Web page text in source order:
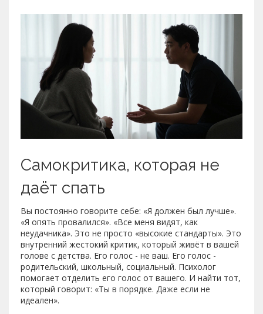
Самокритика, которая не
даёт спать
Вы постоянно говорите себе: «Я должен был лучше».
«Я опять провалился». «Все меня видят, как
неудачника». Это не просто «высокие стандарты». Это
внутренний жестокий критик, который живёт в вашей
голове с детства. Его голос - не ваш. Его голос -
родительский, школьный, социальный. Психолог
помогает отделить его голос от вашего. И найти тот,
который говорит: «Ты в порядке. Даже если не
идеален».